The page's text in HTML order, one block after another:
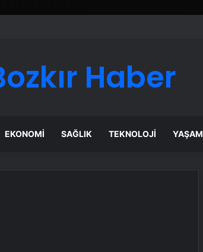
Haber
EKONOMI SAĞLIK TEKNOLOJI YAŞAM